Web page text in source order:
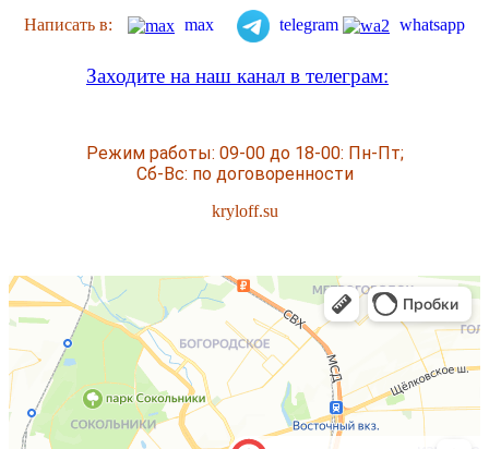
Написать в: max telegram whatsapp
Заходите на наш канал в телеграм:
Режим работы: 09-00 до 18-00: Пн-Пт;
Сб-Вс: по договоренности
kryloff.su